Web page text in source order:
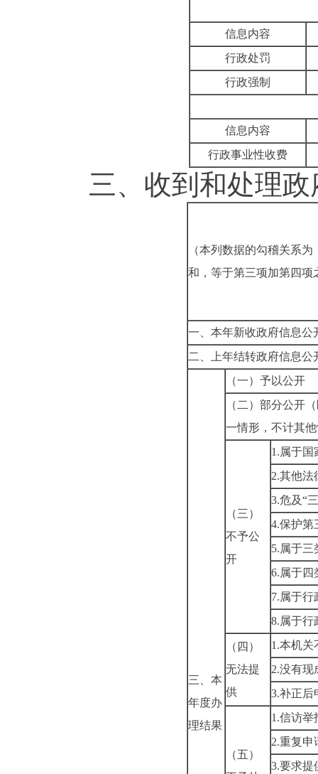
信息内容
行政处罚
行政强制
信息内容
行政事业性收费
三、 收到和处理
（本列数据的勾稽关系
和，等于第三项加第四项
一、本年新收政府信息公
二、上年结转政府信息公
三、本
年度办
理结果
（一）予以公开
（二）部分公开
一情形，不计其
（三）
不予公
开
1.属于国
2.其他法
3.危及“
4.保护第
5.属于三
6.属于四
7.属于行
8.属于行
（四）
无法提
供
1.本机关
2.没有现
3.补正后
（五）
1.信访举
2.重复申
3.要求提